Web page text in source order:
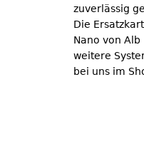
zuverlässig
Die
Nano von Alb
weitere
bei uns im